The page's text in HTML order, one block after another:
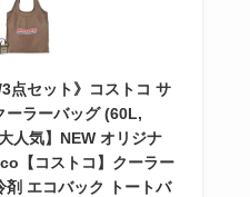
セット》コストコ サ
ーラーバッグ (60L,
人気】NEW オリジナ
【コストコ】クーラー
剤 エコバック トートバ